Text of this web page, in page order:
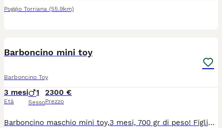
Poggio Torriana (55.9km)
Barboncino mini toy
Barboncino Toy
3 mesi
Età
1
Sesso
2300 €
Prezzo
Barboncino maschio mini toy,3 mesi, 700 gr di peso! Figlio di genitori toy e campioni di mostre canone. Il cucciolo ha Test genetici dei genitori, anca,rotula,vaccini sverminazioni,iscrizione anagrafe canina, esame feci completi, libretto veterinario, visite veterinarie, certificato di buona salute personale del cucciolo e microchip intestato a chi lo prende. Il cucciolo è visibile a Prato info in pvt 329 925 3736